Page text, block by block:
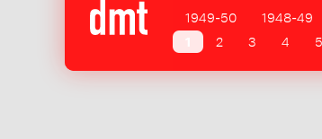
1949-50
1948-49
2 3 4 5